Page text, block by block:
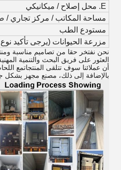
E. محل إصلاح / ميكانيكي
مساحة المكاتب / مركز تجاري /
مستودع الطب
مزرعة الحيوانات (يرجى تأكيد نوع
نحن نفتخر حقا من تصاميم مناسبة
أن عملائنا سوف تتلقى المنتجاتمع
بالإضافة إلى ذلك، مصنع مجهز بشكل